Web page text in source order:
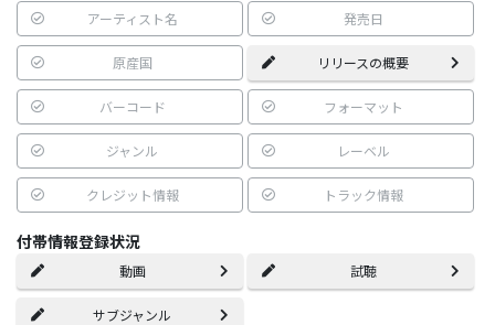
アーティスト名 発売日
原産国 リリースの概要
バーコード フォーマット
ジャンル レーベル
クレジット情報 トラック情報
付帯情報登録状況
動画 試聴
サブジャンル